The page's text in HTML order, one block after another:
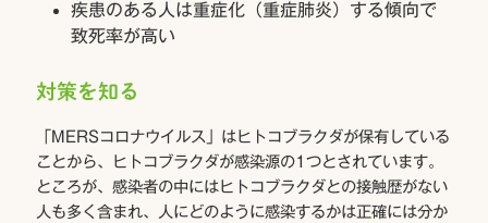
疾患のある人は重症化（重症肺炎）する傾向で
致死率が高い
対策を知る
「MERSコロナウイルス」はヒトコブラクダが保有している
ことから、ヒトコブラクダが感染源の1つとされています。
ところが、感染者の中にはヒトコブラクダとの接触歴がない
人も多く含まれ、人にどのように感染するかは正確には分か